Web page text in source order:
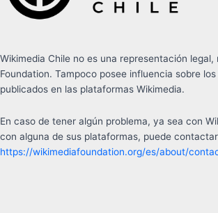
Wikimedia Chile no es una representación legal,
Foundation. Tampoco posee influencia sobre
publicados en las plataformas Wikimedia.
En caso de tener algún problema, ya sea con
con alguna de sus plataformas, puede
https://wikimediafoundation.org/es/about/